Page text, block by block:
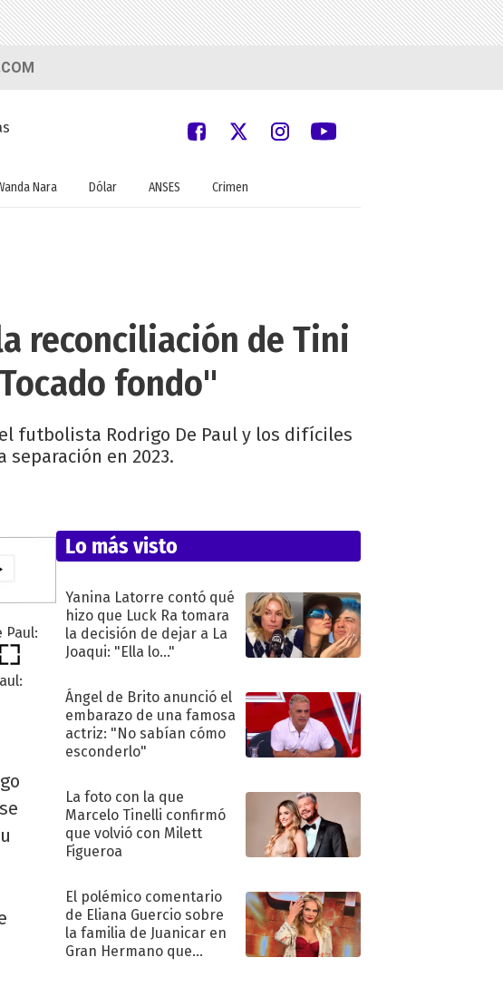
Nara Dólar ANSES Crimen
reconciliación de Tini
fondo"
futbolista Rodrigo De Paul y los difíciles
en 2023.
Lo más visto
Yanina Latorre contó qué
hizo que Luck Ra tomara
la decisión de dejar a La
Joaqui: "Ella lo..."
Ángel de Brito anunció el
embarazo de una famosa
actriz: "No sabían cómo
esconderlo"
La foto con la que
Marcelo Tinelli confirmó
que volvió con Milett
Figueroa
El polémico comentario
de Eliana Guercio sobre
la familia de Juanicar en
Gran Hermano que